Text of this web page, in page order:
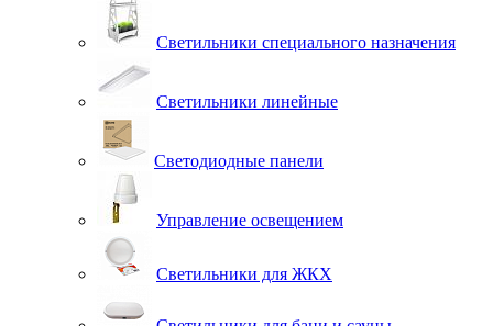
Светильники специального назначения
Светильники линейные
Светодиодные панели
Управление освещением
Светильники для ЖКХ